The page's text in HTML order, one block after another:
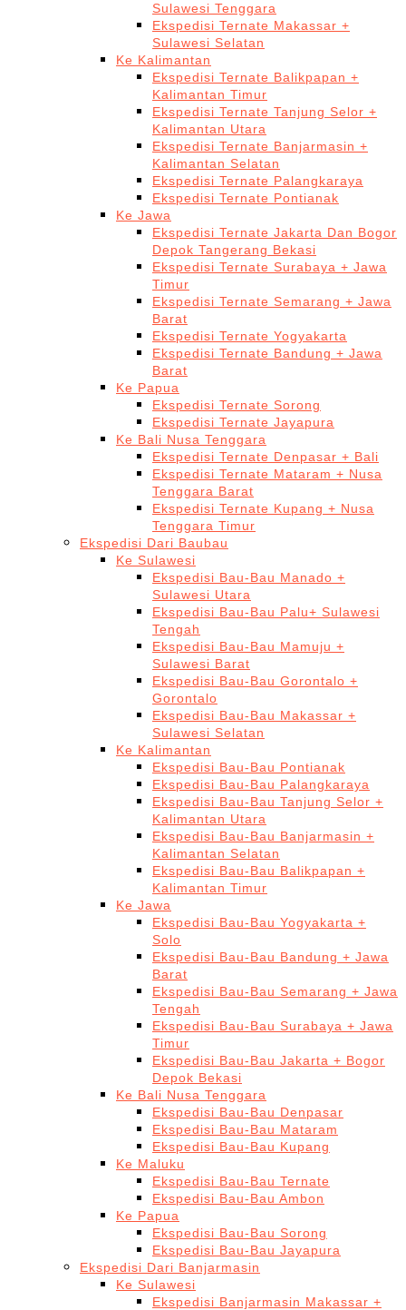
Sulawesi Tenggara
Ekspedisi Ternate Makassar +
Sulawesi Selatan
Ke Kalimantan
Ekspedisi Ternate Balikpapan +
Kalimantan Timur
Ekspedisi Ternate Tanjung Selor +
Kalimantan Utara
Ekspedisi Ternate Banjarmasin +
Kalimantan Selatan
Ekspedisi Ternate Palangkaraya
Ekspedisi Ternate Pontianak
Ke Jawa
Ekspedisi Ternate Jakarta Dan Bogor
Depok Tangerang Bekasi
Ekspedisi Ternate Surabaya + Jawa
Timur
Ekspedisi Ternate Semarang + Jawa
Barat
Ekspedisi Ternate Yogyakarta
Ekspedisi Ternate Bandung + Jawa
Barat
Ke Papua
Ekspedisi Ternate Sorong
Ekspedisi Ternate Jayapura
Ke Bali Nusa Tenggara
Ekspedisi Ternate Denpasar + Bali
Ekspedisi Ternate Mataram + Nusa
Tenggara Barat
Ekspedisi Ternate Kupang + Nusa
Tenggara Timur
Ekspedisi Dari Baubau
Ke Sulawesi
Ekspedisi Bau-Bau Manado +
Sulawesi Utara
Ekspedisi Bau-Bau Palu+ Sulawesi
Tengah
Ekspedisi Bau-Bau Mamuju +
Sulawesi Barat
Ekspedisi Bau-Bau Gorontalo +
Gorontalo
Ekspedisi Bau-Bau Makassar +
Sulawesi Selatan
Ke Kalimantan
Ekspedisi Bau-Bau Pontianak
Ekspedisi Bau-Bau Palangkaraya
Ekspedisi Bau-Bau Tanjung Selor +
Kalimantan Utara
Ekspedisi Bau-Bau Banjarmasin +
Kalimantan Selatan
Ekspedisi Bau-Bau Balikpapan +
Kalimantan Timur
Ke Jawa
Ekspedisi Bau-Bau Yogyakarta +
Solo
Ekspedisi Bau-Bau Bandung + Jawa
Barat
Ekspedisi Bau-Bau Semarang + Jawa
Tengah
Ekspedisi Bau-Bau Surabaya + Jawa
Timur
Ekspedisi Bau-Bau Jakarta + Bogor
Depok Bekasi
Ke Bali Nusa Tenggara
Ekspedisi Bau-Bau Denpasar
Ekspedisi Bau-Bau Mataram
Ekspedisi Bau-Bau Kupang
Ke Maluku
Ekspedisi Bau-Bau Ternate
Ekspedisi Bau-Bau Ambon
Ke Papua
Ekspedisi Bau-Bau Sorong
Ekspedisi Bau-Bau Jayapura
Ekspedisi Dari Banjarmasin
Ke Sulawesi
Ekspedisi Banjarmasin Makassar +